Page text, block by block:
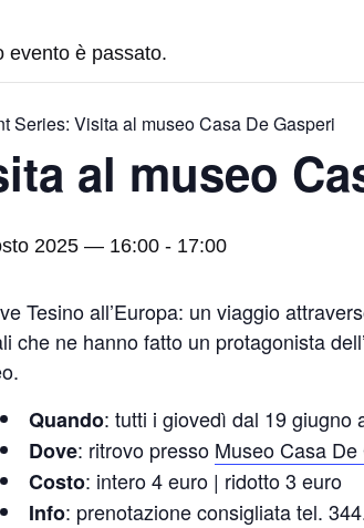
evento è passato.
Series: Visita al museo Casa De Gasperi
al museo
2025 — 16:00 - 17:00
Tesino all’Europa: un viaggio
che ne hanno fatto un protagonista
Quando: tutti i giovedì dal 19 giugno
Dove: ritrovo presso Museo Casa De
Costo: intero 4 euro | ridotto 3 euro
Info: prenotazione consigliata tel.